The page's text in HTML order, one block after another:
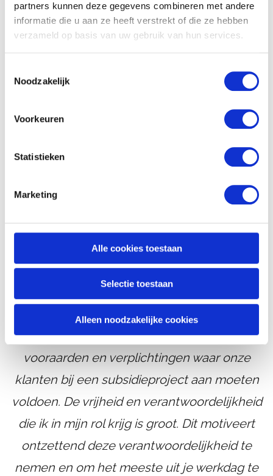
partners kunnen deze gegevens combineren met andere
informatie die u aan ze heeft verstrekt of die ze hebben
verzameld op basis van uw gebruik van hun services.
Noodzakelijk
Voorkeuren
Statistieken
Marketing
Alle cookies toestaan
Selectie toestaan
Alleen noodzakelijke cookies
werken altijd in zijn voor een kletspraatje, een
wandeling in de pauze of het drinken van een
Management assistent
“Als compliance officer ben ik
verantwoordelijk voor de naleving van de
vooraarden en verplichtingen waar onze
klanten bij een subsidieproject aan moeten
voldoen. De vrijheid en verantwoordelijkheid
die ik in mijn rol krijg is groot. Dit motiveert
ontzettend deze verantwoordelijkheid te
nemen en om het meeste uit je werkdag te